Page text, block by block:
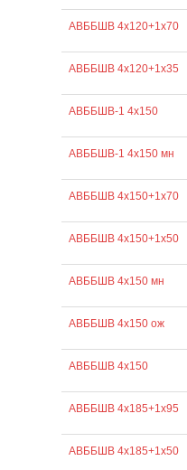
АВББШВ 4х120+1х70
АВББШВ 4х120+1х35
АВББШВ-1 4х150
АВББШВ-1 4х150 мн
АВББШВ 4х150+1х70
АВББШВ 4х150+1х50
АВББШВ 4х150 мн
АВББШВ 4х150 ож
АВББШВ 4х150
АВББШВ 4х185+1х95
АВББШВ 4х185+1х50